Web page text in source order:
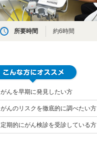
所要時間 約6時間
がんを早期に発見したい方
がんのリスクを徹底的に調べたい方
定期的にがん検診を受診している方